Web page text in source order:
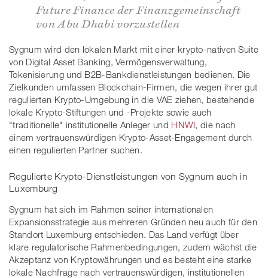
Future Finance der Finanzgemeinschaft
von Abu Dhabi vorzustellen
Sygnum wird den lokalen Markt mit einer krypto-nativen Suite
von Digital Asset Banking, Vermögensverwaltung,
Tokenisierung und B2B-Bankdienstleistungen bedienen. Die
Zielkunden umfassen Blockchain-Firmen, die wegen ihrer gut
regulierten Krypto-Umgebung in die VAE ziehen, bestehende
lokale Krypto-Stiftungen und -Projekte sowie auch
"traditionelle" institutionelle Anleger und HNWI, die nach
einem vertrauenswürdigen Krypto-Asset-Engagement durch
einen regulierten Partner suchen.
Regulierte Krypto-Dienstleistungen von Sygnum auch in
Luxemburg
Sygnum hat sich im Rahmen seiner internationalen
Expansionsstrategie aus mehreren Gründen neu auch für den
Standort Luxemburg entschieden. Das Land verfügt über
klare regulatorische Rahmenbedingungen, zudem wächst die
Akzeptanz von Kryptowährungen und es besteht eine starke
lokale Nachfrage nach vertrauenswürdigen, institutionellen